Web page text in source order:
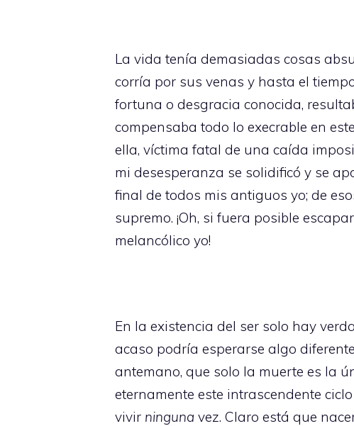
La vida tenía demasiadas cosas
corría por sus venas y hasta el
fortuna o desgracia conocida,
compensaba todo lo execrable en
ella, víctima fatal de una caída
mi desesperanza se solidificó y se
final de todos mis antiguos yo; de
supremo. ¡Oh, si fuera posible
melancólico yo!
En la existencia del ser solo hay
acaso podría esperarse algo
antemano, que solo la muerte es la
eternamente este intrascendente
vivir ninguna vez. Claro está que